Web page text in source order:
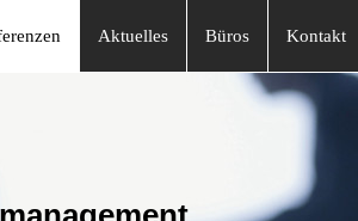
Aktuelles Büros Kontakt